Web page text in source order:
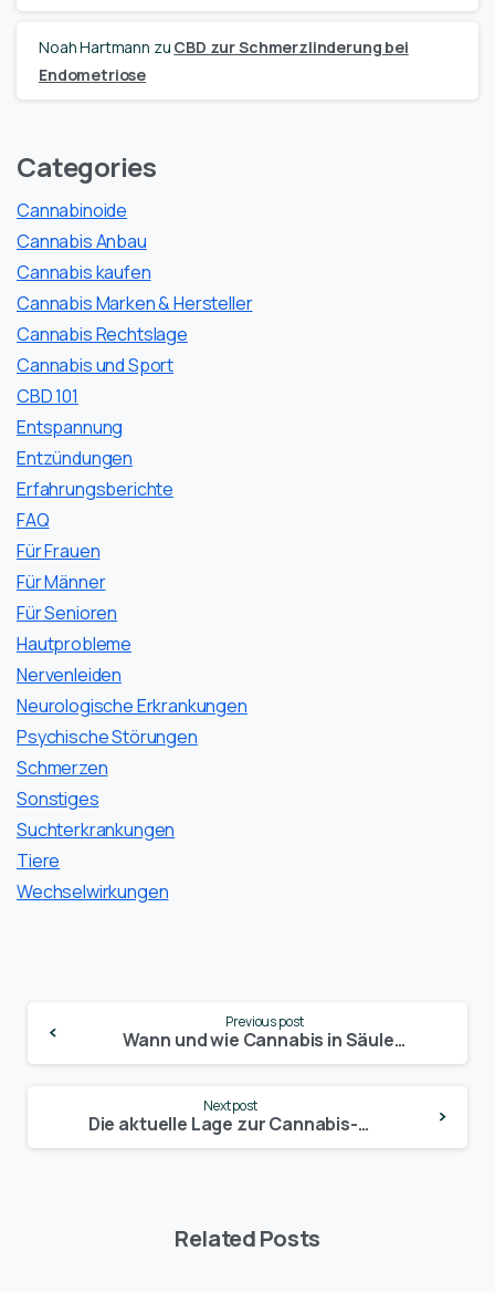
Noah Hartmann zu CBD zur Schmerzlinderung bei
Endometriose
Categories
Cannabinoide
Cannabis Anbau
Cannabis kaufen
Cannabis Marken & Hersteller
Cannabis Rechtslage
Cannabis und Sport
CBD 101
Entspannung
Entzündungen
Erfahrungsberichte
FAQ
Für Frauen
Für Männer
Für Senioren
Hautprobleme
Nervenleiden
Neurologische Erkrankungen
Psychische Störungen
Schmerzen
Sonstiges
Suchterkrankungen
Tiere
Wechselwirkungen
Reading
Previous post
Wann und wie Cannabis in Säule 1 des deutschen Betäubungsmittelgesetzes integriert wird: Ein umfassender Leitfaden
Next post
Die aktuelle Lage zur Cannabis-Legalisierung in Deutschland: Alle Fakten und Termine auf einen Blick
Related Posts